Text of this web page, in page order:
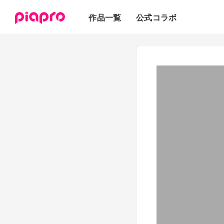
作品一覧
3Dモデル
公式コラボ